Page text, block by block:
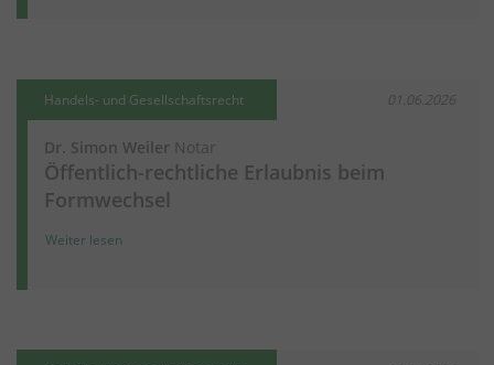
Handels- und Gesellschaftsrecht 01.06.2026
Dr. Simon Weiler Notar
Öffentlich-rechtliche Erlaubnis beim
Formwechsel
Weiter lesen